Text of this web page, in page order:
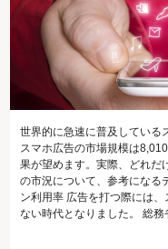
世界的に急速に普及している
スマホ広告の市場規模は
果が望めます。実際、どれだ
の市況について、参考になる
ン利用率 広告を打つ際には
ない時代となりました。 総務
2015年末の携帯電話・PHS